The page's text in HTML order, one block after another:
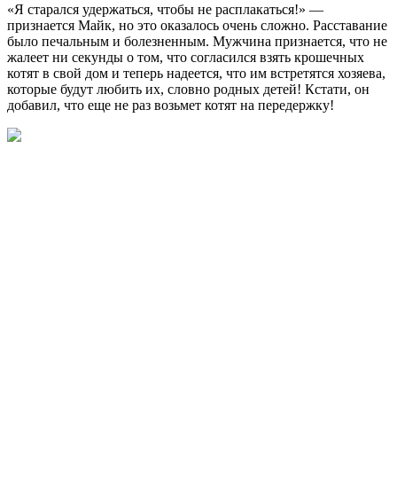
«Я старался удержаться, чтобы не расплакаться!» —
признается Майк, но это оказалось очень сложно. Расставание
было печальным и болезненным. Мужчина признается, что не
жалеет ни секунды о том, что согласился взять крошечных
котят в свой дом и теперь надеется, что им встретятся хозяева,
которые будут любить их, словно родных детей! Кстати, он
добавил, что еще не раз возьмет котят на передержку!